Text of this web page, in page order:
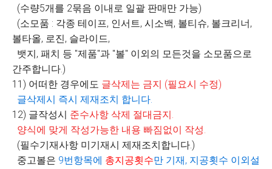
(수량5개를 2묶음 이내로 일괄 판매만 가능)
(소모품 : 각종 테이프, 인서트, 시소백, 볼티슈, 볼크리너,
볼타올, 로진, 슬라이드,
뱃지, 패치 등 "제품"과 "볼" 이외의 모든것을 소모품으로
간주합니다.)
11) 어떠한 경우에도 글삭제는 금지 (필요시 수정)
글삭제시 즉시 제재조치 합니다.
12) 글작성시 준수사항 삭제 절대금지.
양식에 맞게 작성가능한 내용 빠짐없이 작성.
(필수기재사항 미기재시 제재조치합니다.)
중고볼은 9번항목에 총지공횟수만 기재, 지공횟수 이외설